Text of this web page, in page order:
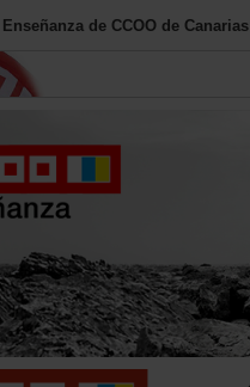
de CCOO de Canarias